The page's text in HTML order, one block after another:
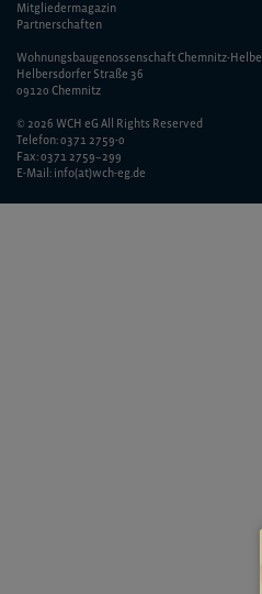
Mitgliedermagazin
Partnerschaften
Wohnungsbaugenossenschaft Chemnitz-
Helbersdorfer Straße 36
09120 Chemnitz
© 2026 WCH eG All Rights Reserved
Telefon: 0371 2759-0
Fax: 0371 2759–299
E-Mail: info(at)wch-eg.de